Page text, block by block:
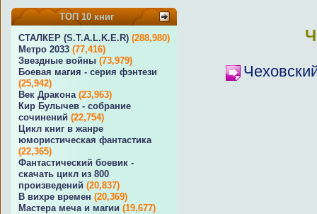
ТОП 10 книг
СТАЛКЕР (S.T.A.L.K.E.R) (288,980)
Метро 2033 (77,416)
Звездные войны (73,979)
Боевая магия - серия фэнтези
(25,942)
Век Дракона (23,963)
Кир Булычев - собрание
сочинений (22,754)
Цикл книг в жанре
юмористическая фантастика
(22,365)
Фантастический боевик -
скачать цикл из 800
произведений (20,837)
В вихре времен (20,369)
Мастера меча и магии (19,677)